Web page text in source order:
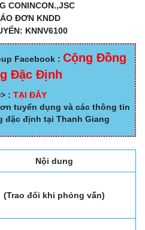
CONINCON.,JSC
ĐƠN KNDD
KNNV6100
Facebook : Cộng Đồng
Đặc Định
: TẠI ĐÂY
tuyển dụng và các thông tin
đặc định tại Thanh Giang
Nội dung
(Trao đổi khi phỏng vấn)